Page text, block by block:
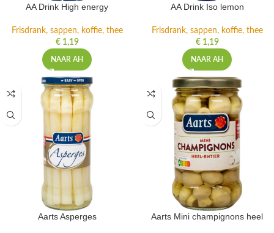
AA Drink High energy
Frisdrank, sappen, koffie, thee
€1,19
NAAR AH
AA Drink Iso lemon
Frisdrank, sappen, koffie, thee
€1,19
NAAR AH
Aarts Asperges Aarts Mini champignons heel